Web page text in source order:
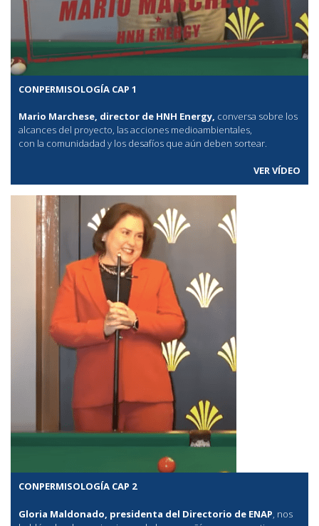
CONPERMISOLOGÍA CAP 1
Mario Marchese, director de HNH Energy, conversa sobre los
alcances del proyecto, las acciones medioambientales,
con la comunidadad y los desafíos que aún deben sortear.
VER VÍDEO
CONPERMISOLOGÍA CAP 2
Gloria Maldonado, presidenta del Directorio de ENAP , nos